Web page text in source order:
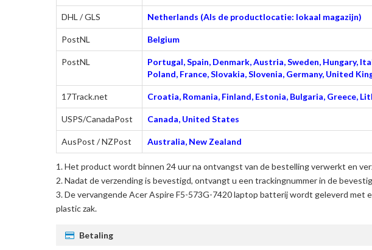
DHL / GLS Netherlands (Als de productlocatie: lokaal magazijn)
PostNL Belgium
PostNL
Portugal, Spain, Denmark, Austria, Sweden, Hungary,
Poland, France, Slovakia, Slovenia, Germany, United
17Track.net Croatia, Romania, Finland, Estonia, Bulgaria, Greece,
USPS/CanadaPost Canada, United States
AusPost / NZPost Australia, New Zealand
Het product wordt binnen 24 uur na ontvangst van de bestelling verwerkt en
Nadat de verzending is bevestigd, ontvangt u een trackingnummer in de
Devervangende Acer Aspire F5-573G-7420 laptop batterijwordt geleverd met
plastic zak.
Betaling